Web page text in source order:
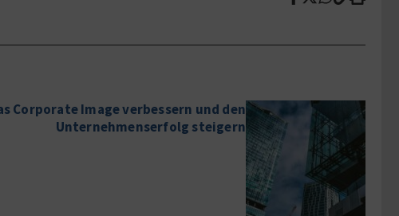
Corporate Image verbessern und den
Unternehmenserfolg steigern